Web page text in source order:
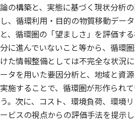
論の構築と、実態に基づく現状分析
し、循環利用・目的の物質移動デー
と、循環圏の「望ましさ」を評価す
分に進んでいないこと等から、循環
けた情報整備としては不完全な状況
ータを用いた要因分析と、地域と資
実施することで、循環圏が形作られ
う。次に、コスト、環境負荷、環境
ービスの視点からの評価手法を提示